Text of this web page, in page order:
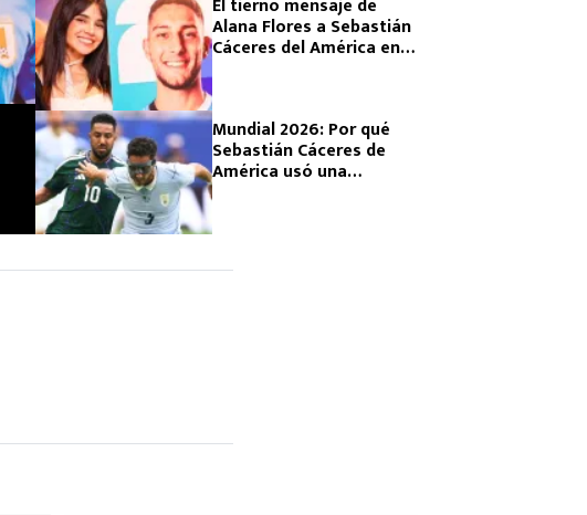
El tierno mensaje de
Alana Flores a Sebastián
Cáceres del América en
Mundial 2026: Por qué
Sebastián Cáceres de
América usó una